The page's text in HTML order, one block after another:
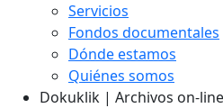
Servicios
Fondos documentales
Dónde estamos
Quiénes somos
Dokuklik | Archivos on-line